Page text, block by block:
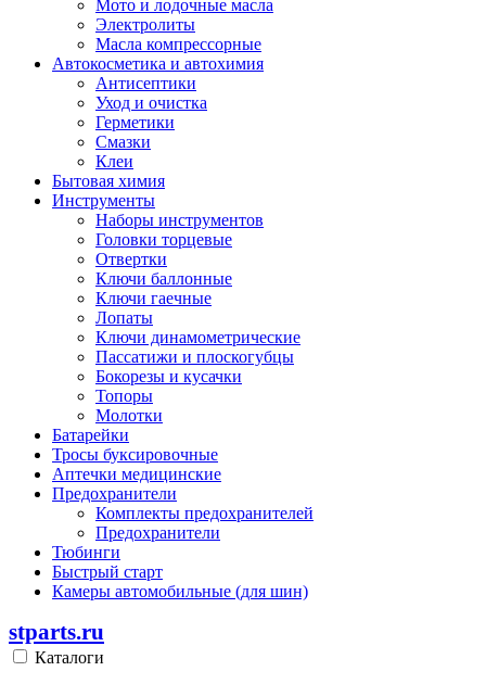
Мото и лодочные масла
Электролиты
Масла компрессорные
Автокосметика и автохимия
Антисептики
Уход и очистка
Герметики
Смазки
Клеи
Бытовая химия
Инструменты
Наборы инструментов
Головки торцевые
Отвертки
Ключи баллонные
Ключи гаечные
Лопаты
Ключи динамометрические
Пассатижи и плоскогубцы
Бокорезы и кусачки
Топоры
Молотки
Батарейки
Тросы буксировочные
Аптечки медицинские
Предохранители
Комплекты предохранителей
Предохранители
Тюбинги
Быстрый старт
Камеры автомобильные (для шин)
stparts.ru
Каталоги